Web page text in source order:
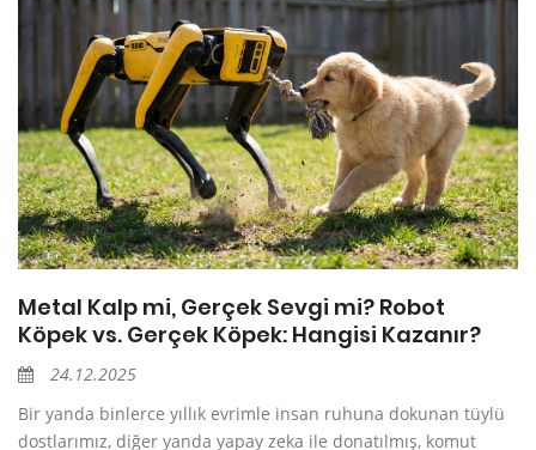
Metal Kalp mi, Gerçek Sevgi mi? Robot
Köpek vs. Gerçek Köpek: Hangisi Kazanır?
24.12.2025
Bir yanda binlerce yıllık evrimle insan ruhuna dokunan tüylü
dostlarımız, diğer yanda yapay zeka ile donatılmış, komut